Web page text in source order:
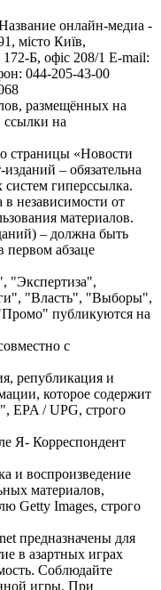
онлайн-медиа -
місто Київ,
Б, офіс 208/1 E-mail:
044-205-43-00
размещённых на
ссылки на
страницы «Новости
– обязательна
гиперссылка.
независимости от
материалов.
– должна быть
первом абзаце
"Экспертиза",
"Власть", "Выборы",
публикуются на
с
републикация и
которое содержит
EPA / UPG, строго
Я- Корреспондент
и воспроизведение
материалов,
Getty Images, строго
предназначены для
в азартных играх
Соблюдайте
игры. При